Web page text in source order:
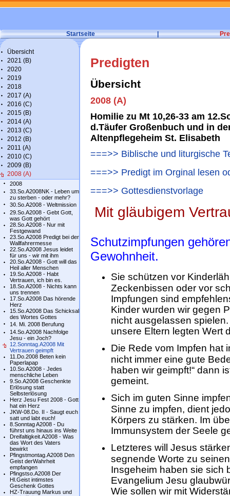
Startseite |
Übersicht
2021 (B)
2020
2019
2018
2017 (A)
2016 (C)
2015 (B)
2014 (A)
2013 (C)
2012 (B)
2011 (A)
2010 (C)
2009 (B)
2008 (A)
2008
33.So.A2008NK - Leben um
zu sterben - oder mehr?
30.So.A2008 - Weltmission
29.So.A2008 - Gebt Gott,
was Gott gehört
28.So.A2008 - Nur mit
Festgewand
23.So.A2008 Predigt bei der
Wallfahrermesse
22.So.A2008 Jesus leidet
für uns - wir mit ihm
20.So.A2008 - Gott will das
Heil aller Menschen
19.So.A2008 - Habt
Vertrauen, ich bin es.
18.So.A2008 - Nichts kann
uns trennen
17.So.A2008 Das hörende
Herz
15.So.A2008 Das Schicksal
des Wortes Gottes
14. Mi. 2008 Berufung
14.So.A2008 Nachfolge
Jesu - ein Joch?
12.Sonntag.A2008 Mit
Vertrauen geimpft
11.Do.2008 Beten kein
Paperlapap
10.So.A2008 - Jedes
menschliche Leben
9.So.A2008 Geschenkte
Erlösung statt
Selbsterlösung
Herz Jesu Fest 2008 - Gott
hat ein Herz
JKW-08.Do. II - Saugt euch
satt und labt euch!
8.Sonntag A2008 - Du
führst uns hinaus ins Weite
Dreifaltigkeit.A2008 - Was
das Wort des Vaters
bewirkt
Pfingstmontag.A2008 Den
Geist derWahrheit
empfangen
Pfingstso.A2008 Der
Hl.Geist intimstes
Geschenk Gottes
HZ-Trauung Markus und
Predigten
Übersicht
2008 (A)
Homilie zu Mt 10,26-33 am
d.Täufer Großenbuch und in
Altenpflegeheim St. Elisabeth
===>> Biblische und liturgische
===>> Predigt im Orginal lesen
===>> Gottesdienstvorlage
Mit gläubigem
Schutzimpfungen
Gewohnheit.
Sie schützen vor
Zeckenbissen oder vor
Impfungen sind
Kinder wurden wir gegen
nicht ausgelassen
unsere Eltern legten Wert
Die Rede vom Impfen hat
nicht immer eine gute
haben wir geimpft!“ dann
gemeint.
Sich im guten Sinne
Sinne zu impfen, dient
Körpers zu stärken. Im
Immunsystem der Seele
Letzteres will Jesus
segnende Worte zu
Insgeheim haben sie sich
Evangelium Jesu
Wie sollen wir mit